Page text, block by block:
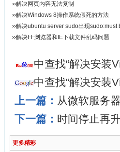
››解决网页内容无法复制
››解决Windows 8操作系统假死的方法
››解决ubuntu server sudo出现sudo:must
››解决FF浏览器和IE下载文件乱码问题
中查找“解决安装
中查找“解决安装
上一篇： 从微软服务
下一篇： 时间停止再
更多精彩